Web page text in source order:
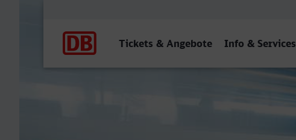
Tickets & Angebote Info & Services